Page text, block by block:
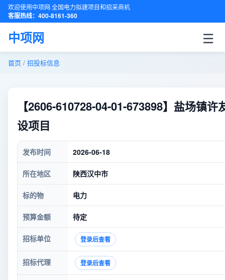
欢迎使用中项网·全国电力拟建项目和招采商机
客服热线：400-8161-360
中项网 ☰
首页 / 招投标信息
【2606-610728-04-01-673898】盐场镇
设项目
发布时间 2026-06-18
所在地区 陕西汉中市
标的物 电力
预算金额 待定
招标单位 登录后查看
招标代理 登录后查看